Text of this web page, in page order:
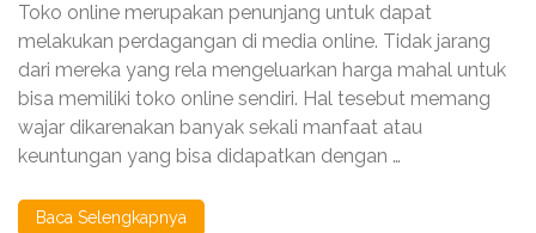
Online
dengan
Harga
Murah
Toko online merupakan penunjang untuk dapat
melakukan perdagangan di media online. Tidak jarang
dari mereka yang rela mengeluarkan harga mahal untuk
bisa memiliki toko online sendiri. Hal tesebut memang
wajar dikarenakan banyak sekali manfaat atau
keuntungan yang bisa didapatkan dengan …
Baca Selengkapnya